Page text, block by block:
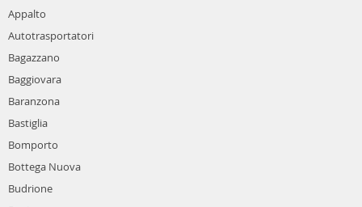
Appalto
Autotrasportatori
Bagazzano
Baggiovara
Baranzona
Bastiglia
Bomporto
Bottega Nuova
Budrione